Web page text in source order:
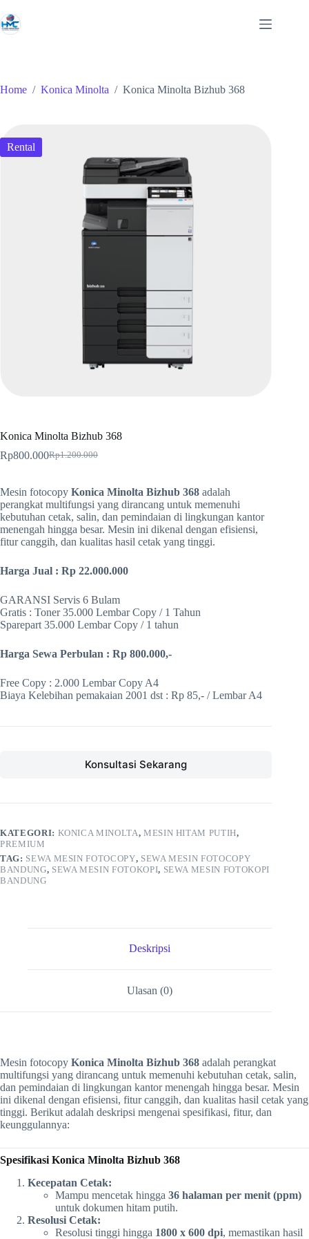
to
content
Home / Konica Minolta / Konica Minolta Bizhub 368
Rental
Konica Minolta Bizhub 368
Rp1.200.000
Harga
Rp1.200.000.
Rp800.000Harga
adalah:
Rp800.000.
Mesin fotocopy Konica Minolta Bizhub 368 adalah
perangkat multifungsi yang dirancang untuk memenuhi
kebutuhan cetak, salin, dan pemindaian di lingkungan kantor
menengah hingga besar. Mesin ini dikenal dengan efisiensi,
fitur canggih, dan kualitas hasil cetak yang tinggi.
Harga Jual : Rp 22.000.000
GARANSI Servis 6 Bulam
Gratis : Toner 35.000 Lembar Copy / 1 Tahun
Sparepart 35.000 Lembar Copy / 1 tahun
Harga Sewa Perbulan : Rp 800.000,-
Free Copy : 2.000 Lembar Copy A4
Biaya Kelebihan pemakaian 2001 dst : Rp 85,- / Lembar A4
Konsultasi Sekarang
KATEGORI: KONICA MINOLTA, MESIN HITAM PUTIH,
PREMIUM
TAG: SEWA MESIN FOTOCOPY, SEWA MESIN FOTOCOPY
BANDUNG, SEWA MESIN FOTOKOPI, SEWA MESIN FOTOKOPI
BANDUNG
Deskripsi
Ulasan (0)
Mesin fotocopy Konica Minolta Bizhub 368 adalah perangkat
multifungsi yang dirancang untuk memenuhi kebutuhan cetak, salin,
dan pemindaian di lingkungan kantor menengah hingga besar. Mesin
ini dikenal dengan efisiensi, fitur canggih, dan kualitas hasil cetak yang
tinggi. Berikut adalah deskripsi mengenai spesifikasi, fitur, dan
keunggulannya:
Spesifikasi Konica Minolta Bizhub 368
Kecepatan Cetak:
Mampu mencetak hingga 36 halaman per menit (ppm)
untuk dokumen hitam putih.
Resolusi Cetak:
Resolusi tinggi hingga 1800 x 600 dpi, memastikan hasil